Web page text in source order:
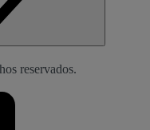
reservados.